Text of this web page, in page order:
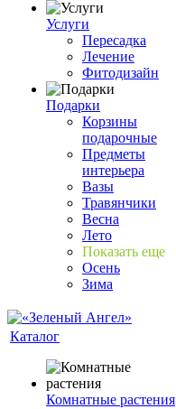
Услуги
Пересадка
Лечение
Фитодизайн
Подарки
Корзины
подарочные
Предметы
интерьера
Вазы
Травянчики
Весна
Лето
Показать еще
Осень
Зима
Каталог
Комнатные растения